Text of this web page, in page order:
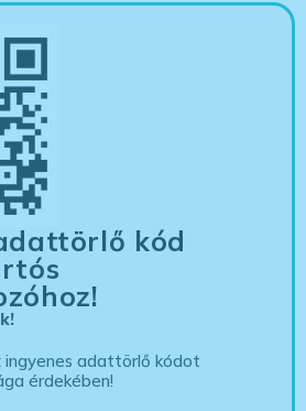
kód
ingyenes adattörlő kódot
érdekében!